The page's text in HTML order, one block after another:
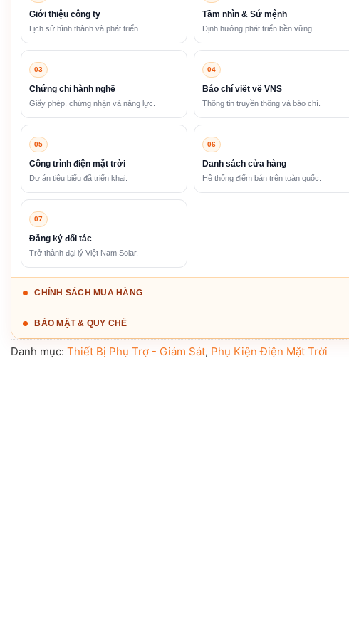
Giới thiệu công ty
Lịch sử hình thành và phát triển.
Tầm nhìn & Sứ mệnh
Định hướng phát triển bền vững.
03
Chứng chỉ hành nghề
Giấy phép, chứng nhận và năng lực.
04
Báo chí viết về VNS
Thông tin truyền thông và báo chí.
05
Công trình điện mặt trời
Dự án tiêu biểu đã triển khai.
06
Danh sách cửa hàng
Hệ thống điểm bán trên toàn quốc.
07
Đăng ký đối tác
Trở thành đại lý Việt Nam Solar.
CHÍNH SÁCH MUA HÀNG
BẢO MẬT & QUY CHẾ
Danh mục:Thiết Bị Phụ Trợ - Giám Sát, Phụ Kiện Điện Mặt Trời